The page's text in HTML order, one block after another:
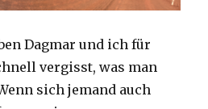
Dagmar und ich für
vergisst, was man
sich jemand auch